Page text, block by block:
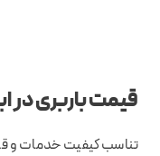
قیمت باربری در
تناسب کیفیت خدمات و